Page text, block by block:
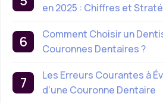
en 2025 : Chiffres et
Comment Choisir un
Couronnes Dentaires ?
Les Erreurs Courantes à
d’une Couronne Dentaire